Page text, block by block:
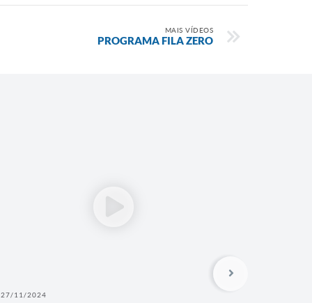
MAIS VÍDEOS
PROGRAMA FILA ZERO
27/11/2024